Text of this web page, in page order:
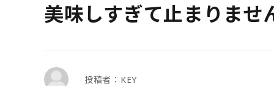
美味しすぎて止まりませ
投稿者：KEY